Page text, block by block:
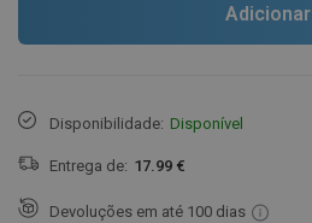
Adicionar
Disponibilidade: Disponível
Entrega de: 17.99 €
Devoluções em até 100 dias